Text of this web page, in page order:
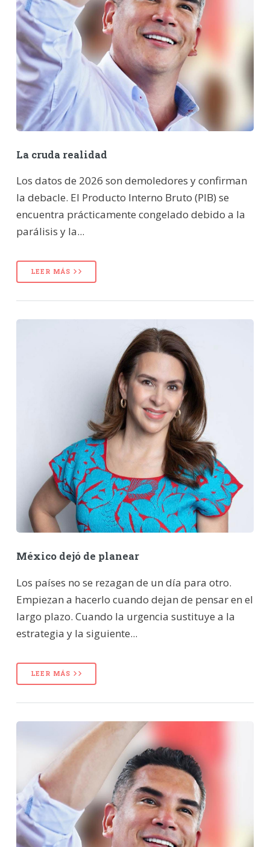
La cruda realidad
Los datos de 2026 son demoledores y confirman
la debacle. El Producto Interno Bruto (PIB) se
encuentra prácticamente congelado debido a la
parálisis y la...
LEER MÁS
México dejó de planear
Los países no se rezagan de un día para otro.
Empiezan a hacerlo cuando dejan de pensar en el
largo plazo. Cuando la urgencia sustituye a la
estrategia y la siguiente...
LEER MÁS